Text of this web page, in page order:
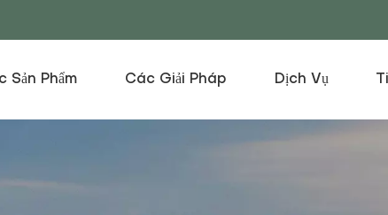
Sản Phẩm Các Giải Pháp Dịch Vụ